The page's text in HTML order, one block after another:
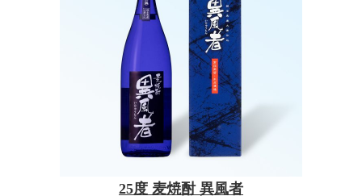
25度 麦焼酎 異風者